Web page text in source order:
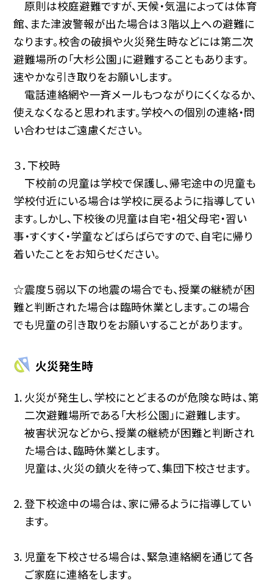
原則は校庭避難ですが、天候・気温によっては体育
館、また津波警報が出た場合は３階以上への避難に
なります。校舎の破損や火災発生時などには第二次
避難場所の「大杉公園」に避難することもあります。
速やかな引き取りをお願いします。
電話連絡網や一斉メールもつながりにくくなるか、
使えなくなると思われます。学校への個別の連絡・問
い合わせはご遠慮ください。
３．下校時
下校前の児童は学校で保護し、帰宅途中の児童も
学校付近にいる場合は学校に戻るように指導してい
ます。しかし、下校後の児童は自宅・祖父母宅・習い
事・すくすく・学童などばらばらですので、自宅に帰り
着いたことをお知らせください。
☆震度５弱以下の地震の場合でも、授業の継続が困
難と判断された場合は臨時休業とします。この場合
でも児童の引き取りをお願いすることがあります。
火災発生時
火災が発生し、学校にとどまるのが危険な時は、第
二次避難場所である「大杉公園」に避難します。
被害状況などから、授業の継続が困難と判断され
た場合は、臨時休業とします。
児童は、火災の鎮火を待って、集団下校させます。
登下校途中の場合は、家に帰るように指導してい
ます。
児童を下校させる場合は、緊急連絡網を通じて各
ご家庭に連絡をします。